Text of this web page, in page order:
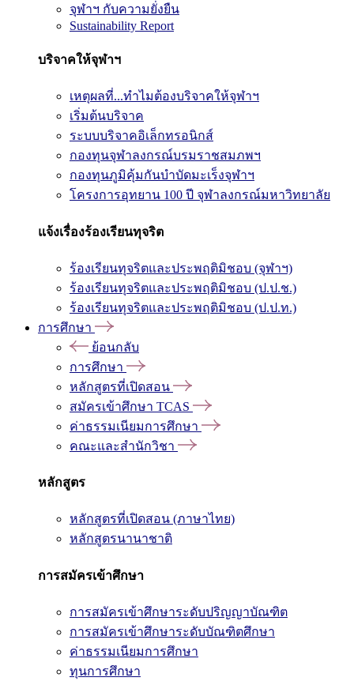
จุฬาฯ กับความยั่งยืน
Sustainability Report
บริจาคให้จุฬาฯ
เหตุผลที่...ทำไมต้องบริจาคให้จุฬาฯ
เริ่มต้นบริจาค
ระบบบริจาคอิเล็กทรอนิกส์
กองทุนจุฬาลงกรณ์บรมราชสมภพฯ
กองทุนภูมิคุ้มกันบำบัดมะเร็งจุฬาฯ
โครงการอุทยาน 100 ปี จุฬาลงกรณ์มหาวิทยาลัย
แจ้งเรื่องร้องเรียนทุจริต
ร้องเรียนทุจริตและประพฤติมิชอบ (จุฬาฯ)
ร้องเรียนทุจริตและประพฤติมิชอบ (ป.ป.ช.)
ร้องเรียนทุจริตและประพฤติมิชอบ (ป.ป.ท.)
การศึกษา
ย้อนกลับ
การศึกษา
หลักสูตรที่เปิดสอน
สมัครเข้าศึกษา TCAS
ค่าธรรมเนียมการศึกษา
คณะและสำนักวิชา
หลักสูตร
หลักสูตรที่เปิดสอน (ภาษาไทย)
หลักสูตรนานาชาติ
การสมัครเข้าศึกษา
การสมัครเข้าศึกษาระดับปริญญาบัณฑิต
การสมัครเข้าศึกษาระดับบัณฑิตศึกษา
ค่าธรรมเนียมการศึกษา
ทุนการศึกษา